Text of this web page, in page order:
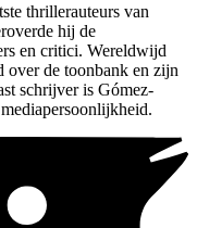
thrillerauteurs van
hij de
en critici. Wereldwijd
over de toonbank en zijn
schrijver is Gómez-